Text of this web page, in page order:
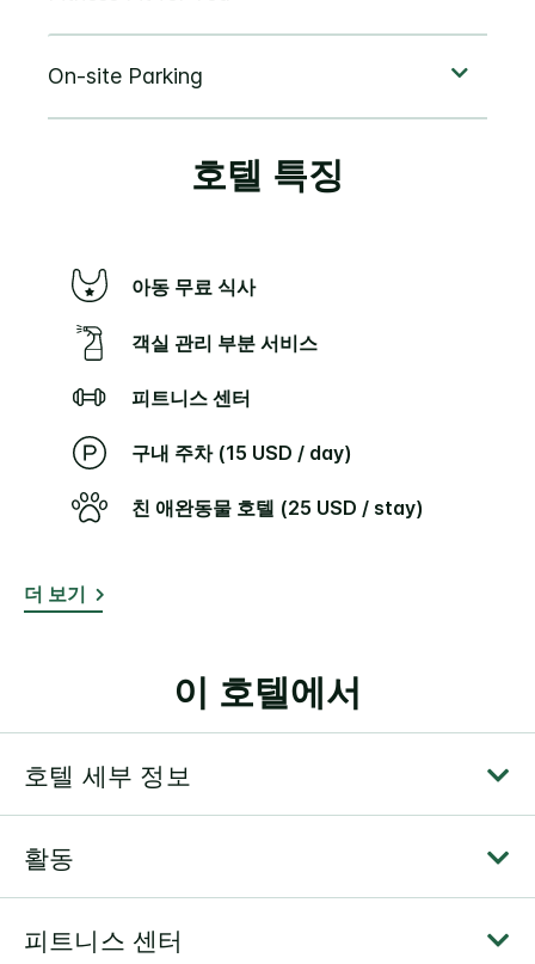
호텔 특징
아동 무료 식사
객실 관리 부분 서비스
피트니스 센터
구내 주차 (15 USD / day)
친 애완동물 호텔 (25 USD / stay)
더 보기
이 호텔에서
호텔 세부 정보
활동
피트니스 센터